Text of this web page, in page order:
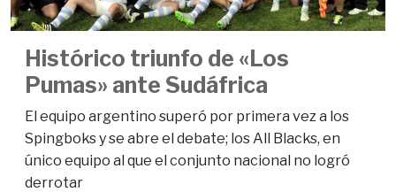
Histórico triunfo de «Los
Pumas» ante Sudáfrica
El equipo argentino superó por primera vez a los
Spingboks y se abre el debate; los All Blacks, en
único equipo al que el conjunto nacional no logró
derrotar